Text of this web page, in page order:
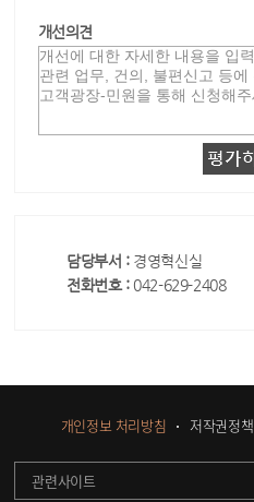
개선의견
담당부서 : 경영혁신실
전화번호 : 042-629-2408
개인정보 처리방침 저작권정책
관련사이트